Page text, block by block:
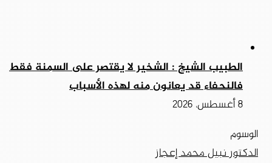
الطبيب الشيخ : الشخير لا يقتصر على السمنة فقط
فالنحفاء قد يعانون منه لهذه الأسباب
8 أغسطس، 2026
الوسوم
الدكتور نبيل محمد إعجاز